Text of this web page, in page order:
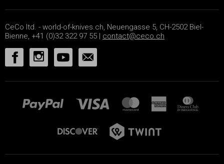
CeCo ltd. - world-of-knives.ch, Neuengasse 5, CH-2502 Biel-
Bienne, +41 (0)32 322 97 55 | contact@ceco.ch